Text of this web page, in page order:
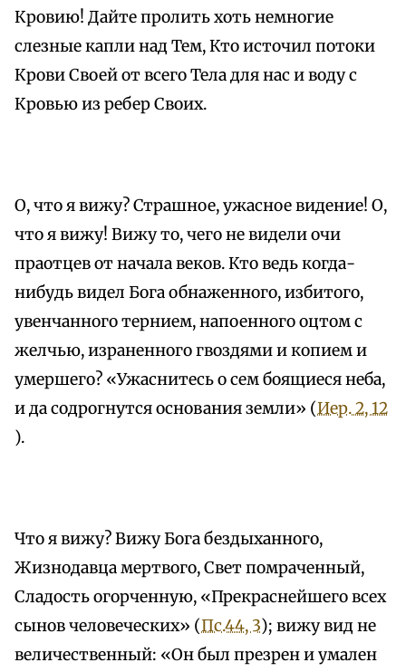
Кровию! Дайте пролить хоть немногие
слезные капли над Тем, Кто источил потоки
Крови Своей от всего Тела для нас и воду с
Кровью из ребер Своих.
О, что я вижу? Страшное, ужасное видение! О,
что я вижу! Вижу то, чего не видели очи
праотцев от начала веков. Кто ведь когда-
нибудь видел Бога обнаженного, избитого,
увенчанного тернием, напоенного оцтом с
желчью, израненного гвоздями и копием и
умершего? «Ужаснитесь о сем боящиеся неба,
и да содрогнутся основания земли» (Иер. 2, 12
).
Что я вижу? Вижу Бога бездыханного,
Жизнодавца мертвого, Свет помраченный,
Сладость огорченную, «Прекраснейшего всех
сынов человеческих» (Пс.44, 3); вижу вид не
величественный: «Он был презрен и умален